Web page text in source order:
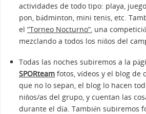
actividades de todo tipo: playa,
pon, bádminton, mini tenis, etc.
el “Torneo Nocturno” , una
mezclando a todos los niños del
Todas las noches subiremos a la
SPORteam fotos, vídeos y el blog de
que no lo sepan, el blog lo hacen
niños/as del grupo, y cuentan las
durante el día. También subiremos